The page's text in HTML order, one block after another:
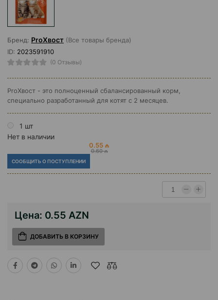
Бренд: ProХвост (Все товары бренда)
ID: 2023591910
(0 Отзывы)
ProХвост - это полноценный сбалансированный корм,
специально разработанный для котят с 2 месяцев.
1 шт
Нет в наличии
0.55 ₼
0.60 ₼
СООБЩИТЬ О ПОСТУПЛЕНИИ
Цена: 0.55 AZN
ДОБАВИТЬ В КОРЗИНУ